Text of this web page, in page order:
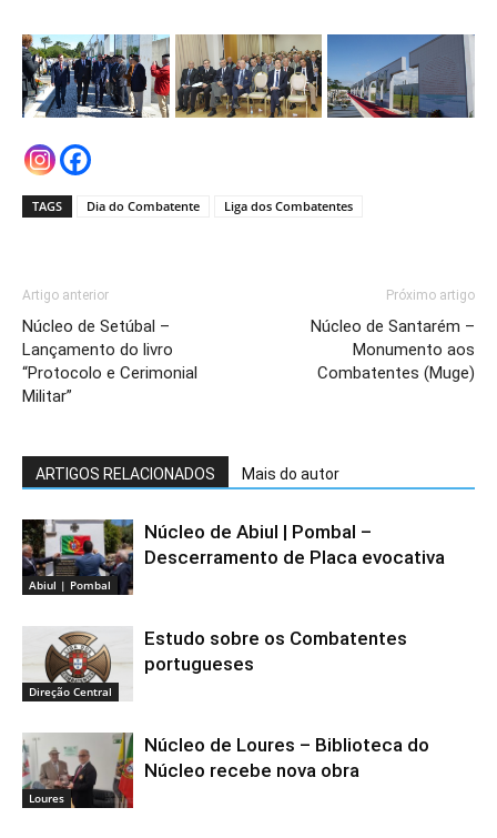
TAGS Dia do Combatente Liga dos Combatentes
Artigo anterior
Núcleo de Setúbal –
Lançamento do livro
“Protocolo e Cerimonial
Militar”
Próximo artigo
Núcleo de Santarém –
Monumento aos
Combatentes (Muge)
ARTIGOS RELACIONADOS Mais do autor
Abiul | Pombal
Núcleo de Abiul | Pombal –
Descerramento de Placa evocativa
Direção Central
Estudo sobre os Combatentes
portugueses
Loures
Núcleo de Loures – Biblioteca do
Núcleo recebe nova obra